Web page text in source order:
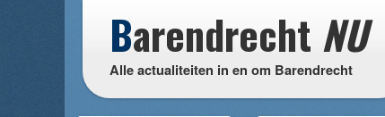
Barendrecht NU
Alle actualiteiten in en om Barendrecht